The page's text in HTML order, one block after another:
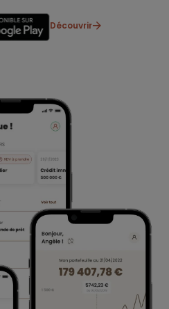
Découvrir